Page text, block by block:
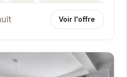
Voir l'offre